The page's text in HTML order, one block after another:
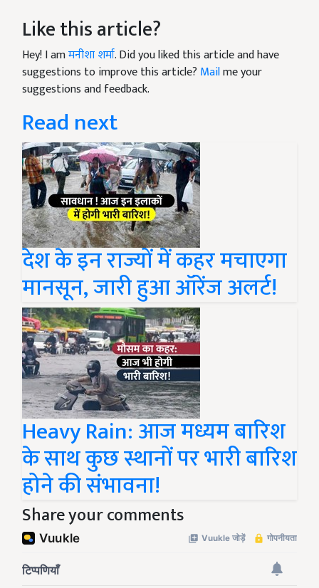
Like this article?
Hey! I amमनीशा शर्मा. Did you liked this article and have
suggestions to improve this article? Mailme your
suggestions and feedback.
Read next
देश के इन राज्यों में कहर मचाएगा
मानसून, जारी हुआ ऑरेंज अलर्ट!
Heavy Rain: आज मध्यम बारिश
के साथ कुछ स्थानों पर भारी बारिश
होने की संभावना!
Share your comments